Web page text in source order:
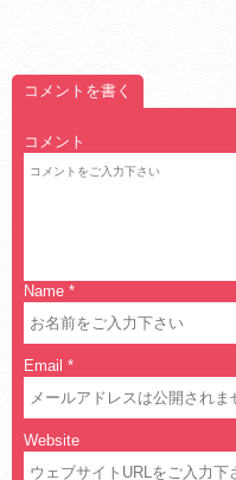
コメントを書く
コメント
Name *
Email *
Website